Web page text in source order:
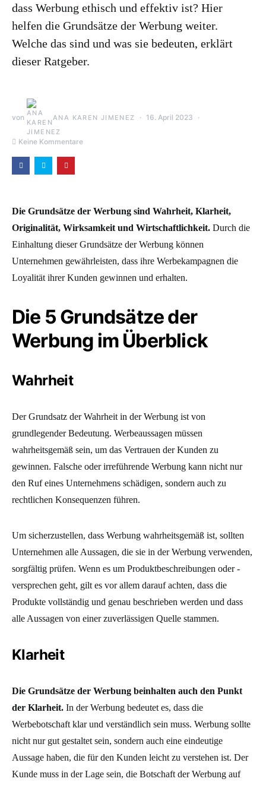
dass Werbung ethisch und effektiv ist? Hier
helfen die Grundsätze der Werbung weiter.
Welche das sind und was sie bedeuten, erklärt
dieser Ratgeber.
von ANA KAREN JIMENEZ 16. April 2023
Keine Kommentare
Die Grundsätze der Werbung sind Wahrheit, Klarheit,
Originalität, Wirksamkeit und Wirtschaftlichkeit. Durch die
Einhaltung dieser Grundsätze der Werbung können
Unternehmen gewährleisten, dass ihre Werbekampagnen die
Loyalität ihrer Kunden gewinnen und erhalten.
Die 5 Grundsätze der
Werbung im Überblick
Wahrheit
Der Grundsatz der Wahrheit in der Werbung ist von
grundlegender Bedeutung. Werbeaussagen müssen
wahrheitsgemäß sein, um das Vertrauen der Kunden zu
gewinnen. Falsche oder irreführende Werbung kann nicht nur
den Ruf eines Unternehmens schädigen, sondern auch zu
rechtlichen Konsequenzen führen.
Um sicherzustellen, dass Werbung wahrheitsgemäß ist, sollten
Unternehmen alle Aussagen, die sie in der Werbung verwenden,
sorgfältig prüfen. Wenn es um Produktbeschreibungen oder -
versprechen geht, gilt es vor allem darauf achten, dass die
Produkte vollständig und genau beschrieben werden und dass
alle Aussagen von einer zuverlässigen Quelle stammen.
Klarheit
Die Grundsätze der Werbung beinhalten auch den Punkt
der Klarheit. In der Werbung bedeutet es, dass die
Werbebotschaft klar und verständlich sein muss. Werbung sollte
nicht nur gut gestaltet sein, sondern auch eine eindeutige
Aussage haben, die für den Kunden leicht zu verstehen ist. Der
Kunde muss in der Lage sein, die Botschaft der Werbung auf